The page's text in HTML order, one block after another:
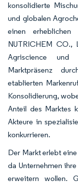
konsolidierte
und globalen
einen erheblichen
NUTRICHEM CO.,
Agriscience und
Marktpräsenz
etablierten
Konsolidierung,
Anteil des Marktes
Akteure in
konkurrieren.
Der Markt erlebt
da Unternehmen
erweitern wollen.